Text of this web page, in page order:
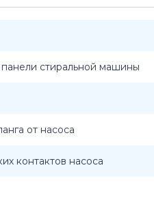
стиральной машины
от насоса
контактов насоса